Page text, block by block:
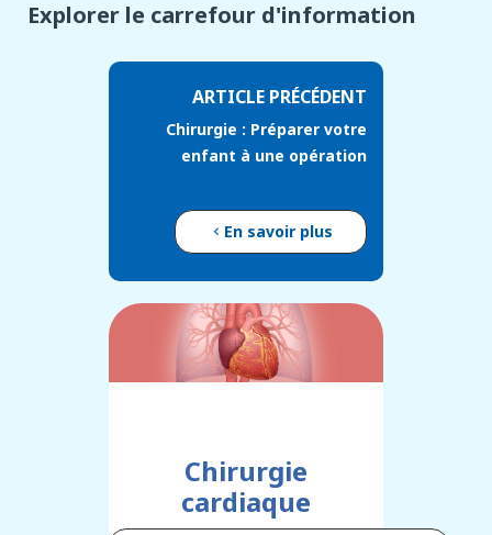
Explorer le carrefour d'information
ARTICLE PRÉCÉDENT
Chirurgie : Préparer votre
enfant à une opération
En savoir plus
Chirurgie
cardiaque